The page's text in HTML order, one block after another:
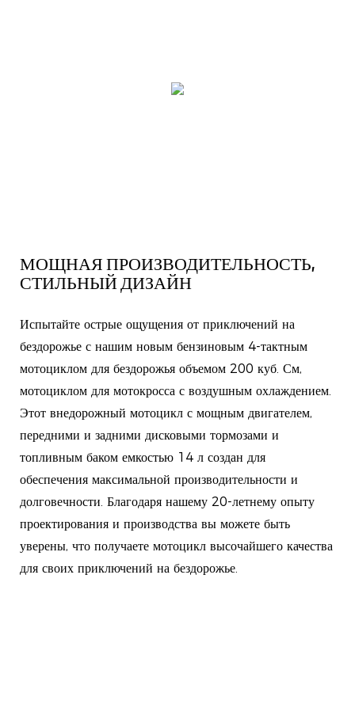
МОЩНАЯ ПРОИЗВОДИТЕЛЬНОСТЬ,
СТИЛЬНЫЙ ДИЗАЙН
Испытайте острые ощущения от приключений на
бездорожье с нашим новым бензиновым 4-тактным
мотоциклом для бездорожья объемом 200 куб. См,
мотоциклом для мотокросса с воздушным охлаждением.
Этот внедорожный мотоцикл с мощным двигателем,
передними и задними дисковыми тормозами и
топливным баком емкостью 14 л создан для
обеспечения максимальной производительности и
долговечности. Благодаря нашему 20-летнему опыту
проектирования и производства вы можете быть
уверены, что получаете мотоцикл высочайшего качества
для своих приключений на бездорожье.